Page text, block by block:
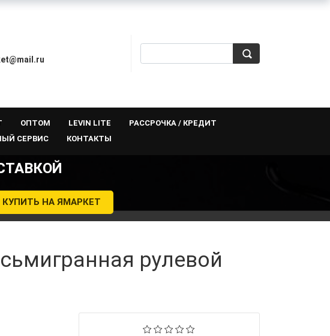
ОПТОМ LEVIN LITE
РАССРОЧКА / КРЕДИТ
СЕРВИС КОНТАКТЫ
КУПИТЬ НА ЯМАРКЕТ
рулевой